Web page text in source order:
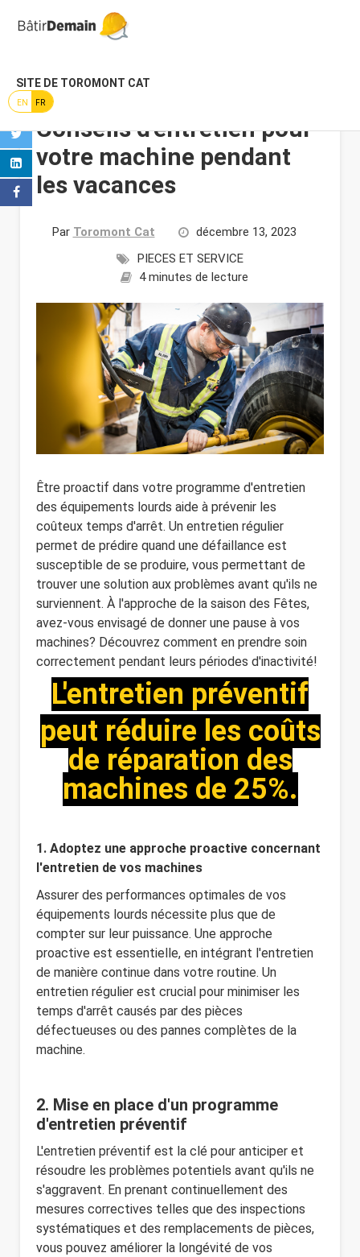
EN FR
SITE DE TOROMONT CAT
Conseils d'entretien pour
votre machine pendant
les vacances
Par Toromont Cat
décembre 13, 2023
PIECES ET SERVICE
4 minutes de lecture
Être proactif dans votre programme d'entretien
des équipements lourds aide à prévenir les
coûteux temps d'arrêt. Un entretien régulier
permet de prédire quand une défaillance est
susceptible de se produire, vous permettant de
trouver une solution aux problèmes avant qu'ils ne
surviennent. À l'approche de la saison des Fêtes,
avez-vous envisagé de donner une pause à vos
machines? Découvrez comment en prendre soin
correctement pendant leurs périodes d'inactivité!
L'entretien préventif
peut réduire les coûts
de réparation des
machines de 25%.
1. Adoptez une approche proactive concernant
l'entretien de vos machines
Assurer des performances optimales de vos
équipements lourds nécessite plus que de
compter sur leur puissance. Une approche
proactive est essentielle, en intégrant l'entretien
de manière continue dans votre routine. Un
entretien régulier est crucial pour minimiser les
temps d'arrêt causés par des pièces
défectueuses ou des pannes complètes de la
machine.
2. Mise en place d'un programme
d'entretien préventif
L'entretien préventif est la clé pour anticiper et
résoudre les problèmes potentiels avant qu'ils ne
s'aggravent. En prenant continuellement des
mesures correctives telles que des inspections
systématiques et des remplacements de pièces,
vous pouvez améliorer la longévité de vos